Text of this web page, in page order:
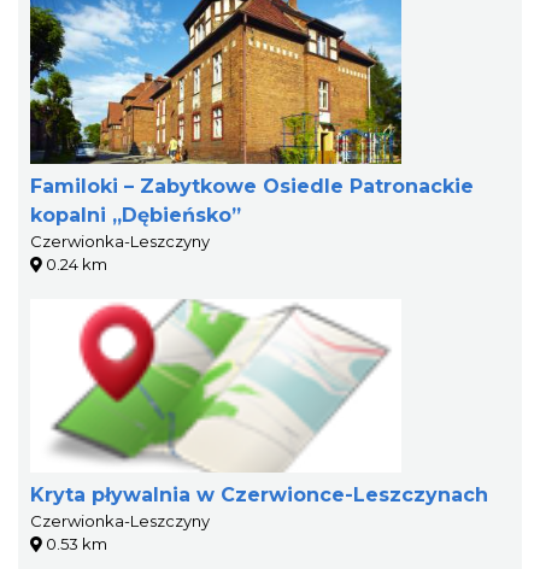
Familoki – Zabytkowe Osiedle Patronackie
kopalni „Dębieńsko”
Czerwionka-Leszczyny
0.24 km
Kryta pływalnia w Czerwionce-Leszczynach
Czerwionka-Leszczyny
0.53 km